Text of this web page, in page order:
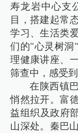
寿龙岩中心支
目，搭建起常
学习、生活类
们的"心灵树洞
理健康讲座、
筛查中，感受
在陕西镇
悄然拉开。富
益组织及政府
山深处。秦巴